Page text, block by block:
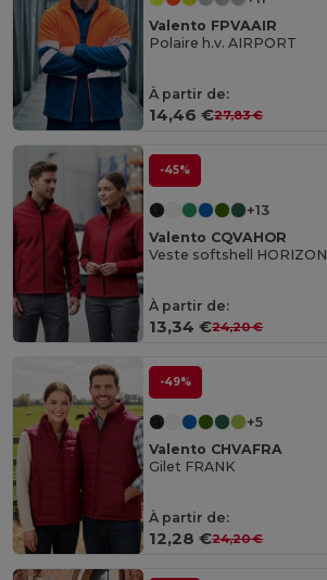
Valento FPVAAIR
Polaire h.v. AIRPORT
À partir de:
14,46 €27,83 €
-45%
+13
Valento CQVAHOR
Veste softshell HORIZON
À partir de:
13,34 €24,20 €
-49%
+5
Valento CHVAFRA
Gilet FRANK
À partir de:
12,28 €24,20 €